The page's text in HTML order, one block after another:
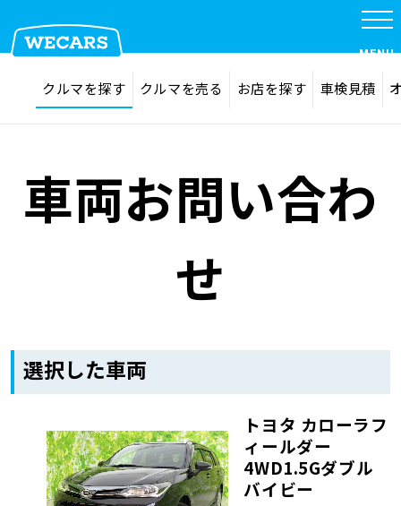
在庫検索 サイト内検索
MENU
クルマを探す
クルマを売る
車検見積
車検料金・メニュー
オイル交換・点検・整備予約
お役立ち情報
クルマを探す クルマを売る お店を探す 車検見積
車両お問い合わ
せ
選択した車両
トヨタ カローラフ
ィールダー
4WD1.5Gダブル
バイビー